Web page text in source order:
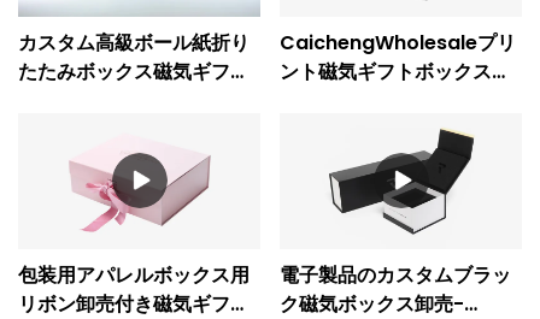
カスタム高級ボール紙折り
たたみボックス磁気ギフト
CaichengWholesaleプリ
ント磁気ギフトボックス
メイド磁気クロージャーボ
包装用アパレルボックス用
リボン卸売付き磁気ギフト
電子製品のカスタムブラッ
ク磁気ボックス卸売-